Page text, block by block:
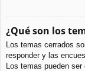
¿Qué son los
Los temas cerrados
responder y las
Los temas pueden